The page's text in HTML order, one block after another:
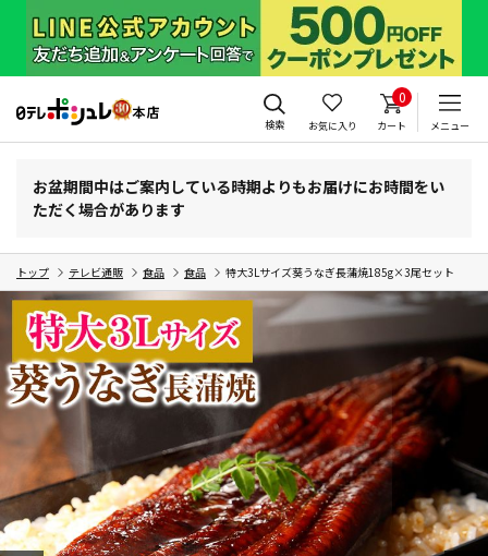
検索 お気に入り
0
カート メニュー
お盆期間中はご案内している時期よりもお届けにお時間をい
ただく場合があります
トップ テレビ通販 食品 食品 特大3Lサイズ葵うなぎ長蒲焼185g×3尾セット